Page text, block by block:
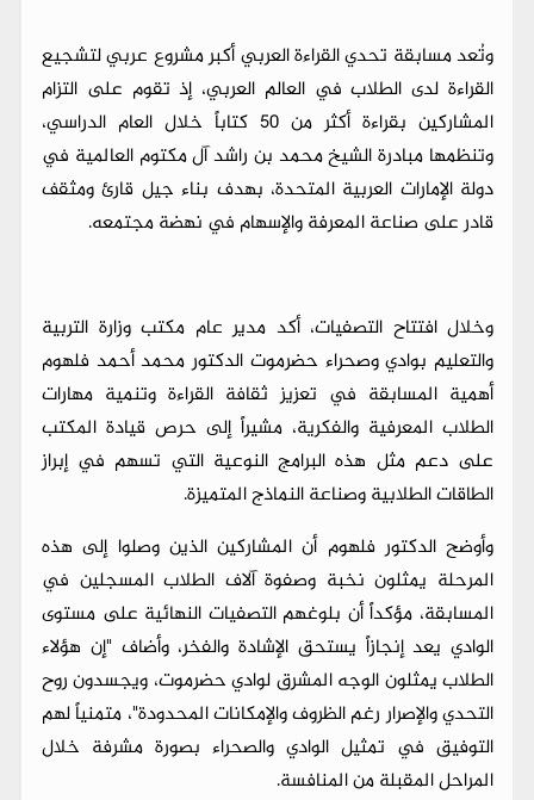
وتُعد مسابقة تحدي القراءة العربي أكبر مشروع عربي لتشجيع
القراءة لدى الطلاب في العالم العربي، إذ تقوم على التزام
المشاركين بقراءة أكثر من 50 كتاباً خلال العام الدراسي،
وتنظمها مبادرة الشيخ محمد بن راشد آل مكتوم العالمية في
دولة الإمارات العربية المتحدة، بهدف بناء جيل قارئ ومثقف
قادر على صناعة المعرفة والإسهام في نهضة مجتمعه.
وخلال افتتاح التصفيات، أكد مدير عام مكتب وزارة التربية
والتعليم بوادي وصحراء حضرموت الدكتور محمد أحمد فلهوم
أهمية المسابقة في تعزيز ثقافة القراءة وتنمية مهارات
الطلاب المعرفية والفكرية، مشيراً إلى حرص قيادة المكتب
على دعم مثل هذه البرامج النوعية التي تسهم في إبراز
الطاقات الطلابية وصناعة النماذج المتميزة.
وأوضح الدكتور فلهوم أن المشاركين الذين وصلوا إلى هذه
المرحلة يمثلون نخبة وصفوة آلاف الطلاب المسجلين في
المسابقة، مؤكداً أن بلوغهم التصفيات النهائية على مستوى
الوادي يعد إنجازاً يستحق الإشادة والفخر، وأضاف "إن هؤلاء
الطلاب يمثلون الوجه المشرق لوادي حضرموت، ويجسدون روح
التحدي والإصرار رغم الظروف والإمكانات المحدودة"، متمنياً لهم
التوفيق في تمثيل الوادي والصحراء بصورة مشرفة خلال
المراحل المقبلة من المنافسة.